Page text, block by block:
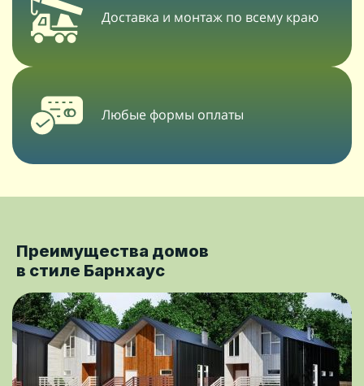
Доставка и монтаж по всему краю
Любые формы оплаты
Преимущества домов
в стиле Барнхаус